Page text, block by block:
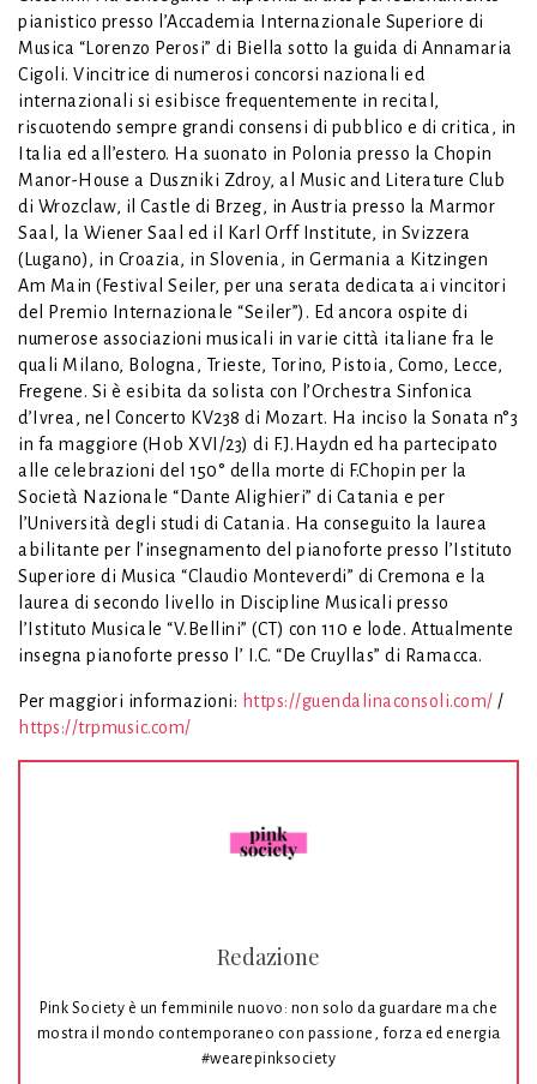
pianistico presso l’Accademia Internazionale Superiore di
Musica “Lorenzo Perosi” di Biella sotto la guida di Annamaria
Cigoli. Vincitrice di numerosi concorsi nazionali ed
internazionali si esibisce frequentemente in recital,
riscuotendo sempre grandi consensi di pubblico e di critica, in
Italia ed all’estero. Ha suonato in Polonia presso la Chopin
Manor-House a Duszniki Zdroy, al Music and Literature Club
di Wrozclaw, il Castle di Brzeg, in Austria presso la Marmor
Saal, la Wiener Saal ed il Karl Orff Institute, in Svizzera
(Lugano), in Croazia, in Slovenia, in Germania a Kitzingen
Am Main (Festival Seiler, per una serata dedicata ai vincitori
del Premio Internazionale “Seiler”). Ed ancora ospite di
numerose associazioni musicali in varie città italiane fra le
quali Milano, Bologna, Trieste, Torino, Pistoia, Como, Lecce,
Fregene. Si è esibita da solista con l’Orchestra Sinfonica
d’Ivrea, nel Concerto KV238 di Mozart. Ha inciso la Sonata n°3
in fa maggiore (Hob XVI/23) di F.J.Haydn ed ha partecipato
alle celebrazioni del 150° della morte di F.Chopin per la
Società Nazionale “Dante Alighieri” di Catania e per
l’Università degli studi di Catania. Ha conseguito la laurea
abilitante per l’insegnamento del pianoforte presso l’Istituto
Superiore di Musica “Claudio Monteverdi” di Cremona e la
laurea di secondo livello in Discipline Musicali presso
l’Istituto Musicale “V.Bellini” (CT) con 110 e lode. Attualmente
insegna pianoforte presso l’ I.C. “De Cruyllas” di Ramacca.
Per maggiori informazioni: https://guendalinaconsoli.com/ /
https://trpmusic.com/
Redazione
Pink Society è un femminile nuovo: non solo da guardare ma che
mostra il mondo contemporaneo con passione, forza ed energia
#wearepinksociety